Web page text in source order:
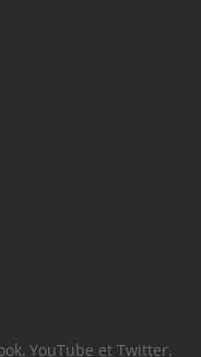
YouTube et Twitter.